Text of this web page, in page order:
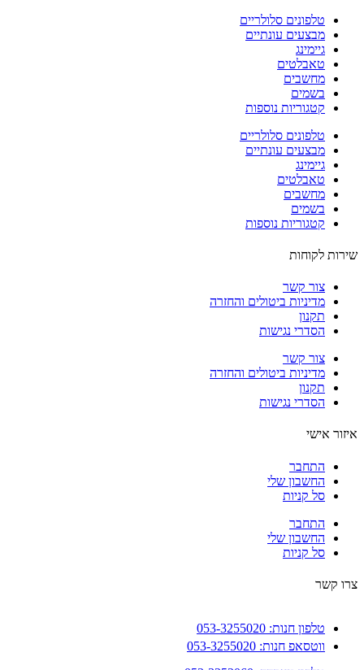
טלפונים סלולריים
מבצעים עונתיים
גיימינג
טאבלטים
מחשבים
בשמים
קטגוריות נוספות
טלפונים סלולריים
מבצעים עונתיים
גיימינג
טאבלטים
מחשבים
בשמים
קטגוריות נוספות
לקוחות
צור קשר
מדיניות ביטולים והחזרה
תקנון
הסדרי נגישות
צור קשר
מדיניות ביטולים והחזרה
תקנון
הסדרי נגישות
אישי
התחבר
החשבון שלי
סל קניות
התחבר
החשבון שלי
סל קניות
קשר
טלפון חנות: 053-3255020
ווטסאפ חנות: 053-3255020